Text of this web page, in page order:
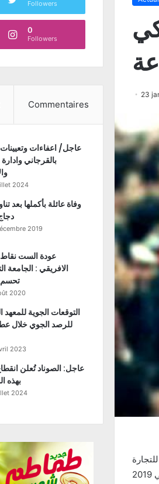
23
Followers
0
Followers
Commentaires
عاجل/ اعفاءات
بالقرجاني
2024
وفاة عائلة بأكملها بعد
2019
عودة الست نقاط
الافريقي : الجامعة
تحسم
2020
التوقعات الجوية للمعهد
للرصد الجوي خلال
2023
عاجل: الصوناد تُعلن
بهذه
2024